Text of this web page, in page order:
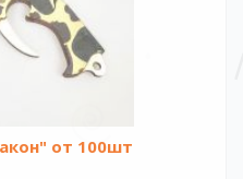
от 100шт